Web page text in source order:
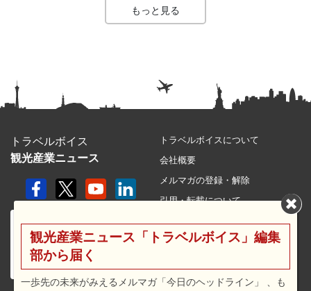
もっと見る
トラベルボイス
観光産業ニュース
トラベルボイスについて
会社概要
メルマガの登録・解除
引用・転載について
利用規約
広告メニュー・料金
観光産業ニュース「トラベルボイス」編集
部から届く
一歩先の未来がみえるメルマガ「今日のヘッドライン」 、も